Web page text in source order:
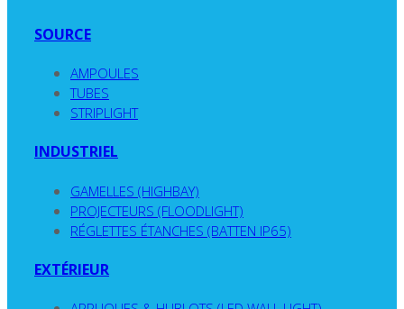
SOURCE
AMPOULES
TUBES
STRIPLIGHT
INDUSTRIEL
GAMELLES (HIGHBAY)
PROJECTEURS (FLOODLIGHT)
RÉGLETTES ÉTANCHES (BATTEN IP65)
EXTÉRIEUR